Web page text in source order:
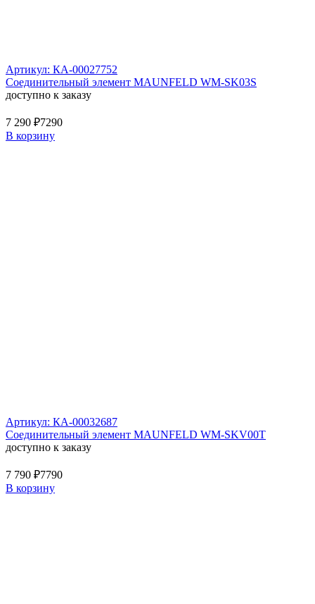
Артикул: КА-00027752
Соединительный элемент MAUNFELD WM-SK03S
доступно к заказу
7 290 ₽7290
В корзину
Артикул: КА-00032687
Соединительный элемент MAUNFELD WM-SKV00T
доступно к заказу
7 790 ₽7790
В корзину